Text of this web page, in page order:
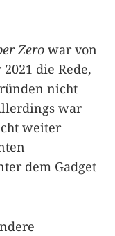
Zero war von
die Rede,
nicht
war
weiter
dem Gadget